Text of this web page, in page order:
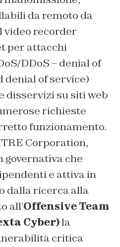
da remoto da
video recorder
per attacchi
DDoS – denial of
of service)
disservizi su siti web
richieste
funzionamento.
Corporation,
governativa che
e attiva in
dalla ricerca alla
all’Offensive Team
Cyber)la
critica